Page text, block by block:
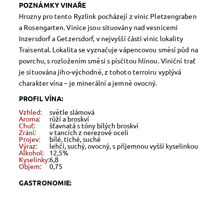
POZNÁMKY VINAŘE
Hrozny pro tento Ryzlink pocházejí z vinic Pletzengraben
a Rosengarten. Vinice jsou situovány nad vesnicemi
Inzersdorf a Getzersdorf, v nejvyšší části vinic lokality
Traisental. Lokalita se vyznačuje vápencovou směsí půd na
povrchu, s rozložením směsi s písčitou hlínou. Viniční trať
je situována jiho-východně, z tohoto terroiru vyplývá
charakter vína – je minerální a jemně ovocný.
PROFIL VÍNA:
Vzhled:
světle slámová
Aroma: růží a broskví
Chuť: šťavnatá s tóny bílých broskví
Zrání: v tancích z nerezové oceli
Projev: bílé, tiché, suché
Výraz: lehčí, suchý, ovocný, s příjemnou vyšší kyselinkou
Alkohol: 12,5%
Kyselinky:6,8
Objem:
0,75
GASTRONOMIE: